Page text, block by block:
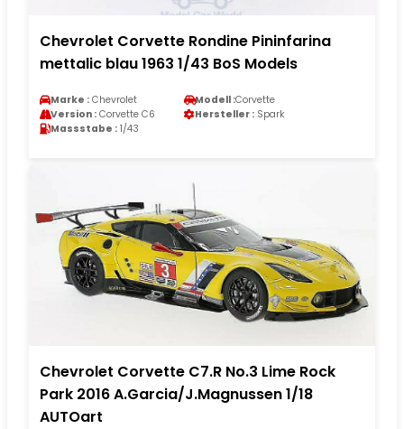
Chevrolet Corvette Rondine Pininfarina
mettalic blau 1963 1/43 BoS Models
Marke : Chevrolet Modell :Corvette
Version : Corvette C6 Hersteller : Spark
Massstabe : 1/43
Chevrolet Corvette C7.R No.3 Lime Rock
Park 2016 A.Garcia/J.Magnussen 1/18
AUTOart